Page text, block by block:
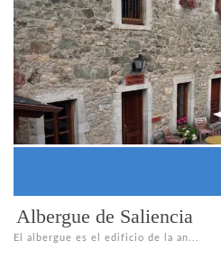
Albergue de Saliencia
El albergue es el edificio de la an...